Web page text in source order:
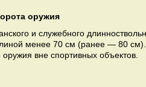
оружия
и служебного
менее 70 см (ранее — 80 см).
вне спортивных объектов.